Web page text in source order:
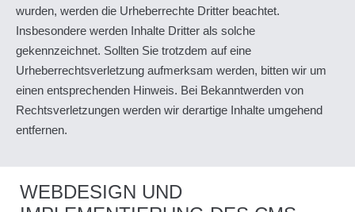
wurden, werden die Urheberrechte Dritter beachtet.
Insbesondere werden Inhalte Dritter als solche
gekennzeichnet. Sollten Sie trotzdem auf eine
Urheberrechtsverletzung aufmerksam werden, bitten wir um
einen entsprechenden Hinweis. Bei Bekanntwerden von
Rechtsverletzungen werden wir derartige Inhalte umgehend
entfernen.
WEBDESIGN UND